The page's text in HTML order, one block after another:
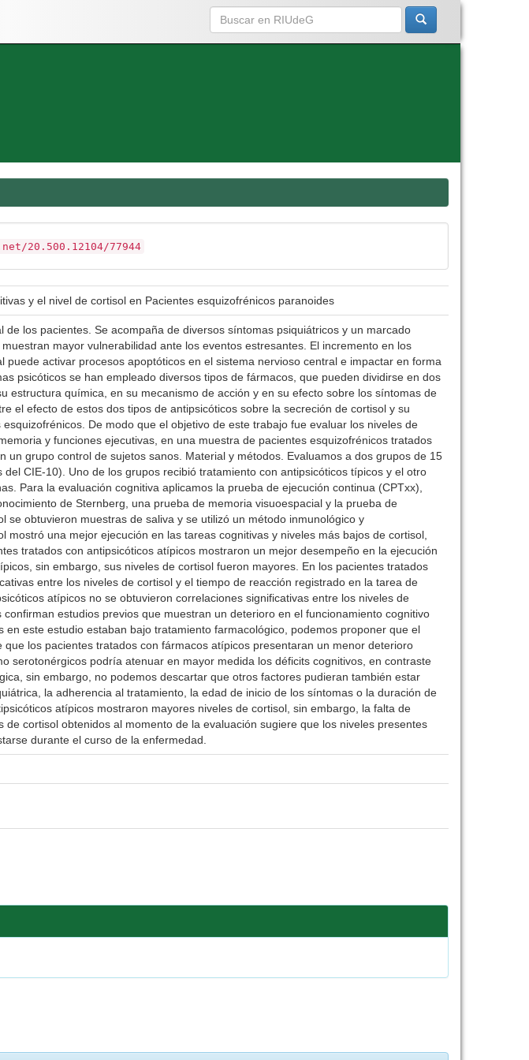
20.500.12104/77944
y el nivel de cortisol en Pacientes esquizofrénicos paranoides
los pacientes. Se acompaña de diversos síntomas psiquiátricos y un marcado
mayor vulnerabilidad ante los eventos estresantes. El incremento en los
activar procesos apoptóticos en el sistema nervioso central e impactar en forma
psicóticos se han empleado diversos tipos de fármacos, que pueden dividirse en dos
estructura química, en su mecanismo de acción y en su efecto sobre los síntomas de
el efecto de estos dos tipos de antipsicóticos sobre la secreción de cortisol y su
De modo que el objetivo de este trabajo fue evaluar los niveles de
y funciones ejecutivas, en una muestra de pacientes esquizofrénicos tratados
grupo control de sujetos sanos. Material y métodos. Evaluamos a dos grupos de 15
CIE-10). Uno de los grupos recibió tratamiento con antipsicóticos típicos y el otro
Para la evaluación cognitiva aplicamos la prueba de ejecución continua (CPTxx),
de Sternberg, una prueba de memoria visuoespacial y la prueba de
obtuvieron muestras de saliva y se utilizó un método inmunológico y
una mejor ejecución en las tareas cognitivas y niveles más bajos de cortisol,
tratados con antipsicóticos atípicos mostraron un mejor desempeño en la ejecución
sin embargo, sus niveles de cortisol fueron mayores. En los pacientes tratados
entre los niveles de cortisol y el tiempo de reacción registrado en la tarea de
atípicos no se obtuvieron correlaciones significativas entre los niveles de
estudios previos que muestran un deterioro en el funcionamiento cognitivo
este estudio estaban bajo tratamiento farmacológico, podemos proponer que el
los pacientes tratados con fármacos atípicos presentaran un menor deterioro
serotonérgicos podría atenuar en mayor medida los déficits cognitivos, en contraste
sin embargo, no podemos descartar que otros factores pudieran también estar
la adherencia al tratamiento, la edad de inicio de los síntomas o la duración de
atípicos mostraron mayores niveles de cortisol, sin embargo, la falta de
cortisol obtenidos al momento de la evaluación sugiere que los niveles presentes
durante el curso de la enfermedad.